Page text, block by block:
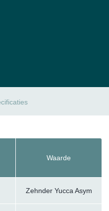
Waarde
Zehnder Yucca Asym